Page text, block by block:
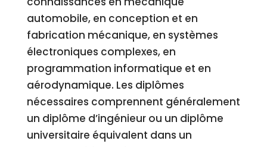
automobile, en conception et en
fabrication mécanique, en systèmes
électroniques complexes, en
programmation informatique et en
aérodynamique. Les diplômes
nécessaires comprennent généralement
un diplôme d’ingénieur ou un diplôme
universitaire équivalent dans un